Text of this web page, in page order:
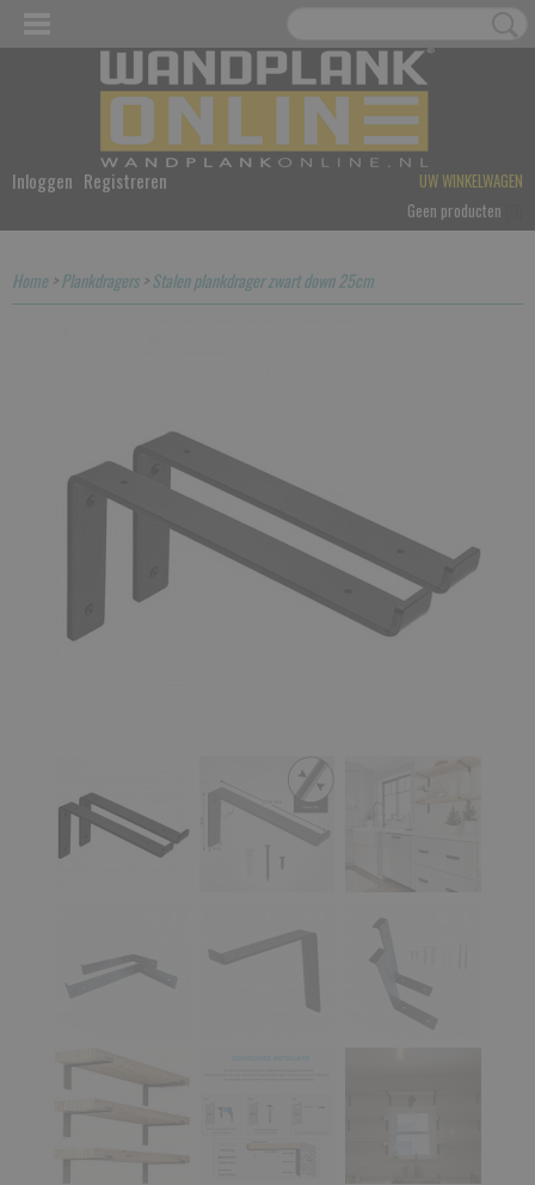
Inloggen Registreren
UW WINKELWAGEN
Geen producten
Home>Plankdragers>Stalen plankdrager zwart down 25cm